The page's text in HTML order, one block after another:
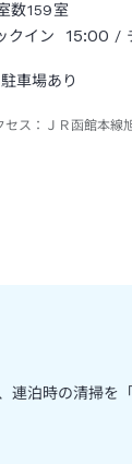
数159室
クイン
15:00 /
駐車場あり
セス： ＪＲ函館本線
泊時の清掃を